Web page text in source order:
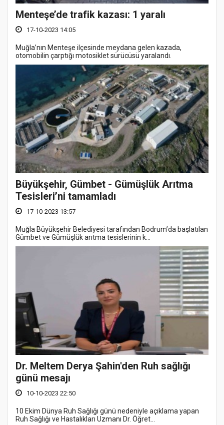
Menteşe’de trafik kazası: 1 yaralı
17-10-2023 14:05
Muğla’nın Menteşe ilçesinde meydana gelen kazada,
otomobilin çarptığı motosiklet sürücüsü yaralandı.
Büyükşehir, Gümbet - Gümüşlük Arıtma
Tesisleri’ni tamamladı
17-10-2023 13:57
Muğla Büyükşehir Belediyesi tarafından Bodrum’da başlatılan
Gümbet ve Gümüşlük arıtma tesislerinin k...
Dr. Meltem Derya Şahin'den Ruh sağlığı
günü mesajı
10-10-2023 22:50
10 Ekim Dünya Ruh Sağlığı günü nedeniyle açıklama yapan
Ruh Sağlığı ve Hastalıkları Uzmanı Dr. Öğret...